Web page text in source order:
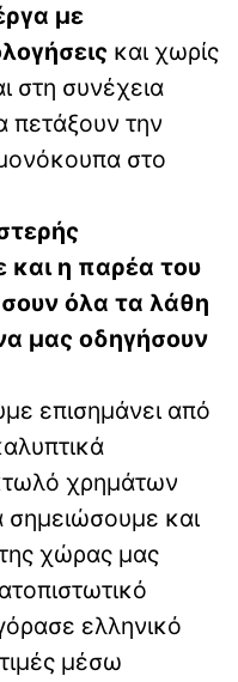
με
και χωρίς
στη συνέχεια
πετάξουν την
στο
και η παρέα του
όλα τα λάθη
μας οδηγήσουν
επισημάνει από
χρημάτων
σημειώσουμε και
χώρας μας
ελληνικό
μέσω